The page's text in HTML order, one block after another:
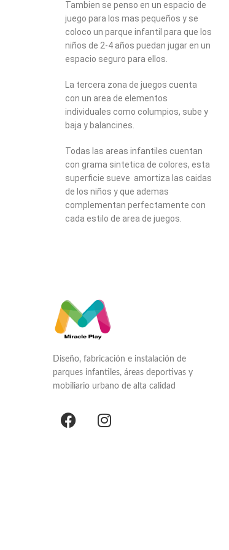
Tambien se penso en un espacio de
juego para los mas pequeños y se
coloco un parque infantil para que los
niños de 2-4 años puedan jugar en un
espacio seguro para ellos.
La tercera zona de juegos cuenta
con un area de elementos
individuales como columpios, sube y
baja y balancines.
Todas las areas infantiles cuentan
con grama sintetica de colores, esta
superficie sueve amortiza las caidas
de los niños y que ademas
complementan perfectamente con
cada estilo de area de juegos.
Diseño, fabricación e instalación de
parques infantiles, áreas deportivas y
mobiliario urbano de alta calidad